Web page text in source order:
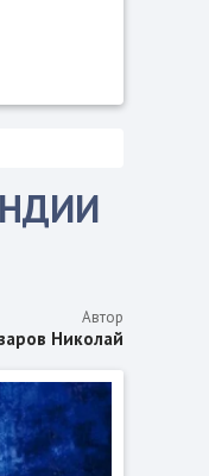
Автор
Николай